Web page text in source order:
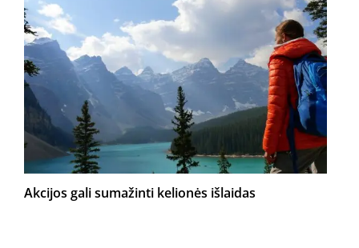
Akcijos gali sumažinti kelionės išlaidas